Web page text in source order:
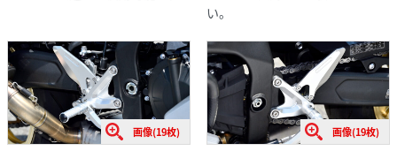
い。
画像(19枚) 画像(19枚)